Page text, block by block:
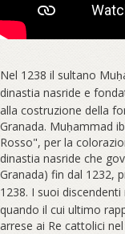
Nel 1238 il sultano
dinastia nasride e
alla costruzione della
Granada. Muḥammad
Rosso", per la
dinastia nasride che
Granada) fin dal 1232,
1238. I suoi discendenti
quando il cui ultimo
arrese ai Re cattolici